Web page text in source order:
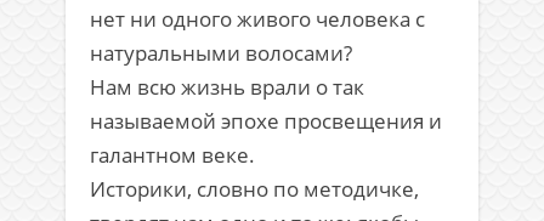
нет ни одного живого человека с
натуральными волосами?
Нам всю жизнь врали о так
называемой эпохе просвещения и
галантном веке.
Историки, словно по методичке,